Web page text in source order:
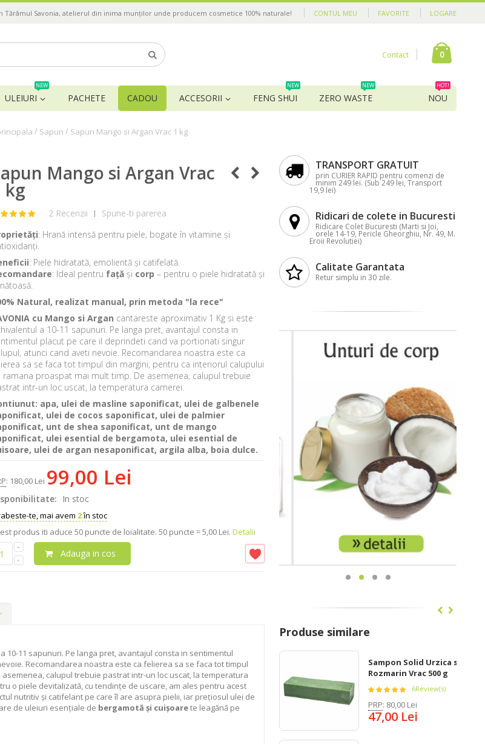
CONTUL MEU FAVORITE LOGARE
Tărâmul Savonia, atelierul din inima munților unde producem cosmetice 100% naturale!
Contact 0
ULEIURI
NEW
PACHETE CADOU ACCESORII FENG SHUI
NEW
ZERO WASTE
NEW
NOU
HOT!
/ Sapun / Sapun Mango si Argan Vrac 1 kg
Mango si Argan Vrac
kg
2 Recenzii |
Spune-ti parerea
: Hrană intensă pentru piele, bogate în vitamine și
: Piele hidratată, emolientă și catifelată.
: Ideal pentru fațăși corp – pentru o piele hidratată și
Natural, realizat manual, prin metoda "la rece"
cu Mango si Argan cantareste aproximativ 1 Kg si este
a 10-11 sapunuri. Pe langa pret, avantajul consta in
placut pe care il deprindeti cand va portionati singur
atunci cand aveti nevoie. Recomandarea noastra este ca
sa se faca tot timpul din margini, pentru ca interiorul calupului
ramana proaspat mai mult timp. De asemenea, calupul trebuie
intr-un loc uscat, la temperatura camerei.
apa, ulei de masline saponificat, ulei de galbenele
ulei de cocos saponificat, ulei de palmier
unt de shea saponificat, unt de mango
ulei esential de bergamota, ulei esential de
ulei de argan nesaponificat, argila alba, boia dulce.
: 180,00 Lei 99,00 Lei
In stoc
te, mai avem 2în stoc
produs iti aduce 50puncte de loialitate. 50 puncte = 5,00 Lei. Detalii
Adauga in cos
10-11 sapunuri. Pe langa pret, avantajul consta in sentimentul
Recomandarea noastra este ca felierea sa se faca tot timpul
calupul trebuie pastrat intr-un loc uscat, la temperatura
o piele devitalizată, cu tendințe de uscare, am ales pentru acest
nutritiv și catifelant pe care îl are asupra pielii, iar prețiosul ulei de
de uleiuri esențiale de bergamotă și cuișoarete leagănă pe
TRANSPORT GRATUIT
prin CURIER RAPID pentru comenzi de
minim 249 lei. (Sub 249 lei, Transport
19,9 lei)
Ridicari de colete in Bucuresti
Ridicare Colet Bucuresti (Marti si Joi,
orele 14-19, Pericle Gheorghiu, Nr. 49, M.
Eroii Revolutiei)
Calitate Garantata
Retur simplu in 30 zile.
Produse similare
Sampon Solid Urzica si
Rozmarin Vrac 500 g
6Review(s)
PRP: 80,00 Lei
47,00 Lei